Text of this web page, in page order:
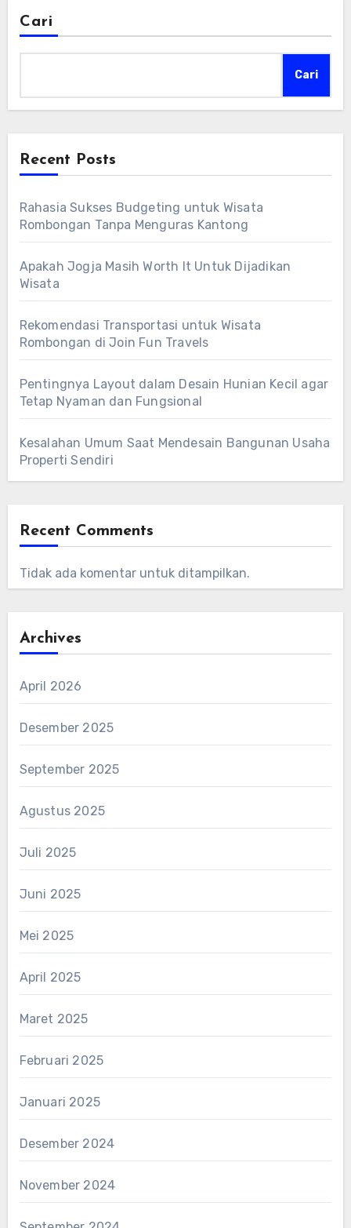
Cari
Cari
Recent Posts
Rahasia Sukses Budgeting untuk Wisata
Rombongan Tanpa Menguras Kantong
Apakah Jogja Masih Worth It Untuk Dijadikan
Wisata
Rekomendasi Transportasi untuk Wisata
Rombongan di Join Fun Travels
Pentingnya Layout dalam Desain Hunian Kecil agar
Tetap Nyaman dan Fungsional
Kesalahan Umum Saat Mendesain Bangunan Usaha
Properti Sendiri
Recent Comments
Tidak ada komentar untuk ditampilkan.
Archives
April 2026
Desember 2025
September 2025
Agustus 2025
Juli 2025
Juni 2025
Mei 2025
April 2025
Maret 2025
Februari 2025
Januari 2025
Desember 2024
November 2024